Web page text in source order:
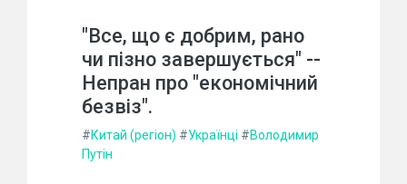
"Все, що є добрим, рано
чи пізно завершується" --
Непран про "економічний
безвіз".
#Китай (регіон) #Українці #Володимир
Путін